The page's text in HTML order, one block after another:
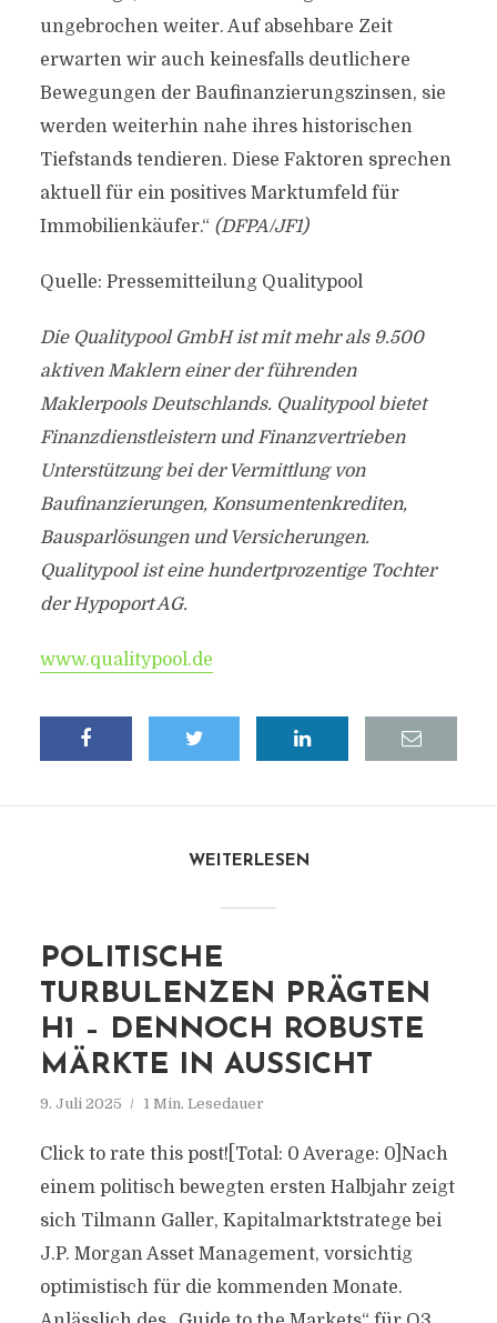
ungebrochen weiter. Auf absehbare Zeit
erwarten wir auch keinesfalls deutlichere
Bewegungen der Baufinanzierungszinsen, sie
werden weiterhin nahe ihres historischen
Tiefstands tendieren. Diese Faktoren sprechen
aktuell für ein positives Marktumfeld für
Immobilienkäufer.“ (DFPA/JF1)
Quelle: Pressemitteilung Qualitypool
Die Qualitypool GmbH ist mit mehr als 9.500
aktiven Maklern einer der führenden
Maklerpools Deutschlands. Qualitypool bietet
Finanzdienstleistern und Finanzvertrieben
Unterstützung bei der Vermittlung von
Baufinanzierungen, Konsumentenkrediten,
Bausparlösungen und Versicherungen.
Qualitypool ist eine hundertprozentige Tochter
der Hypoport AG.
www.qualitypool.de
WEITERLESEN
POLITISCHE
TURBULENZEN PRÄGTEN
H1 – DENNOCH ROBUSTE
MÄRKTE IN AUSSICHT
9. Juli 2025 1 Min. Lesedauer
Click to rate this post![Total: 0 Average: 0]Nach
einem politisch bewegten ersten Halbjahr zeigt
sich Tilmann Galler, Kapitalmarktstratege bei
J.P. Morgan Asset Management, vorsichtig
optimistisch für die kommenden Monate.